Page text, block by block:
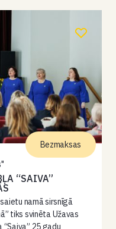
“SAIVA”
namā sirsnīgā
tiks svinēta Užavas
25 gadu
Bezmaksas